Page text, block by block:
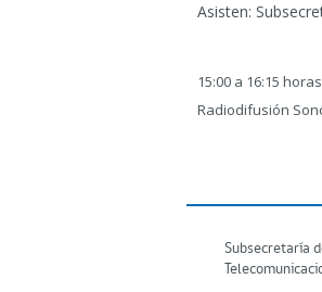
Asisten:
15:00 a 16:15
Radiodifusión
Subsecretaría